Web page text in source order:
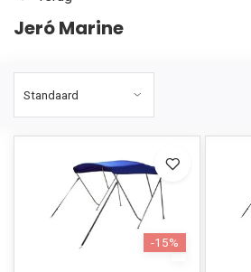
Jeró Marine
-15%